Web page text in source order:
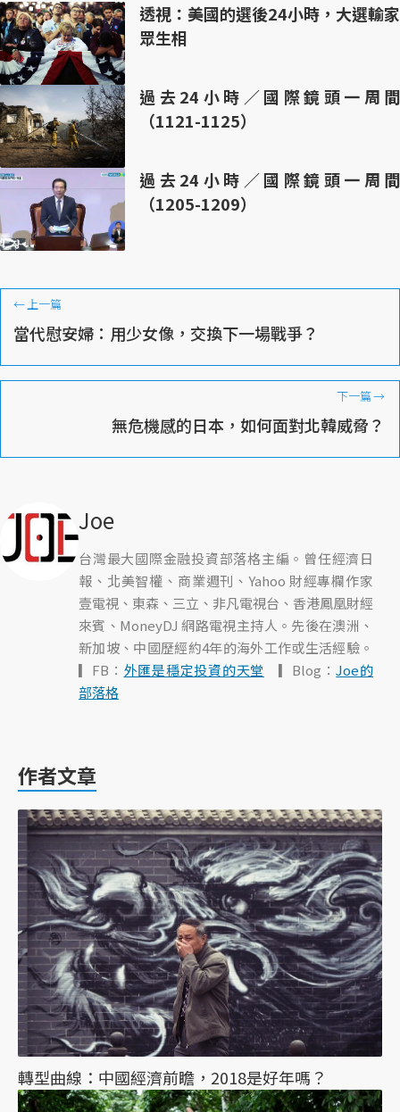
透視：美國的選後24小時，大選輸家
眾生相
過去24小時／國際鏡頭一周間
（1121-1125）
過去24小時／國際鏡頭一周間
（1205-1209）
← 上一篇
當代慰安婦：用少女像，交換下一場戰爭？
下一篇→
無危機感的日本，如何面對北韓威脅？
Joe
台灣最大國際金融投資部落格主編。曾任經濟日
報、北美智權、商業週刊、Yahoo 財經專欄作家
壹電視、東森、三立、非凡電視台、香港鳳凰財經
來賓、MoneyDJ 網路電視主持人。先後在澳洲、
新加坡、中國歷經約4年的海外工作或生活經驗。
▎FB： 外匯是穩定投資的天堂 ▎Blog：Joe的
部落格
作者文章
轉型曲線：中國經濟前瞻，2018是好年嗎？